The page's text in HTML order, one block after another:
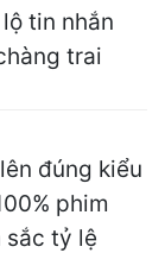
tin nhắn
trai
đúng kiểu
phim
sắc tỷ lệ